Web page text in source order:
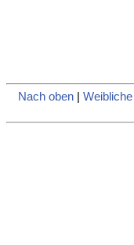
Nach oben|